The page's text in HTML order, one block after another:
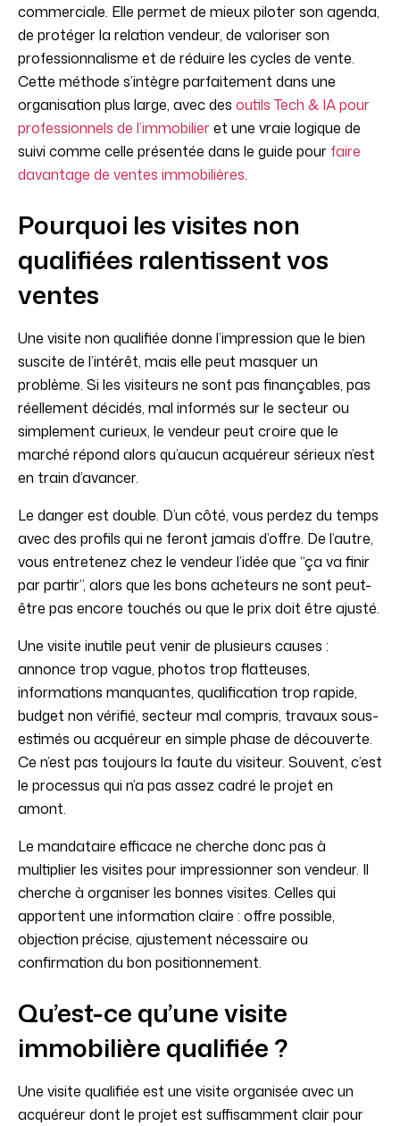
commerciale. Elle permet de mieux piloter son agenda,
de protéger la relation vendeur, de valoriser son
professionnalisme et de réduire les cycles de vente.
Cette méthode s’intègre parfaitement dans une
organisation plus large, avec des outils Tech & IA pour
professionnels de l’immobilieret une vraie logique de
suivi comme celle présentée dans le guide pour faire
davantage de ventes immobilières.
Pourquoi les visites non
qualifiées ralentissent vos
ventes
Une visite non qualifiée donne l’impression que le bien
suscite de l’intérêt, mais elle peut masquer un
problème. Si les visiteurs ne sont pas finançables, pas
réellement décidés, mal informés sur le secteur ou
simplement curieux, le vendeur peut croire que le
marché répond alors qu’aucun acquéreur sérieux n’est
en train d’avancer.
Le danger est double. D’un côté, vous perdez du temps
avec des profils qui ne feront jamais d’offre. De l’autre,
vous entretenez chez le vendeur l’idée que “ça va finir
par partir”, alors que les bons acheteurs ne sont peut-
être pas encore touchés ou que le prix doit être ajusté.
Une visite inutile peut venir de plusieurs causes :
annonce trop vague, photos trop flatteuses,
informations manquantes, qualification trop rapide,
budget non vérifié, secteur mal compris, travaux sous-
estimés ou acquéreur en simple phase de découverte.
Ce n’est pas toujours la faute du visiteur. Souvent, c’est
le processus qui n’a pas assez cadré le projet en
amont.
Le mandataire efficace ne cherche donc pas à
multiplier les visites pour impressionner son vendeur. Il
cherche à organiser les bonnes visites. Celles qui
apportent une information claire : offre possible,
objection précise, ajustement nécessaire ou
confirmation du bon positionnement.
Qu’est-ce qu’une visite
immobilière qualifiée ?
Une visite qualifiée est une visite organisée avec un
acquéreur dont le projet est suffisamment clair pour